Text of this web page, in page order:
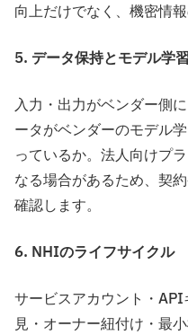
向上だけでなく、機密情
5. データ保持とモデル学
入力・出力がベンダー側
ータがベンダーのモデル
っているか。法人向けプ
なる場合があるため、契
確認します。
6. NHIのライフサイクル
サービスアカウント・
見・オーナー紐付け・最